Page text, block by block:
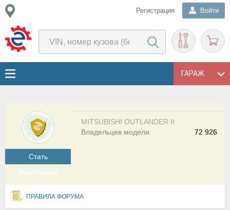
Регистрация Войти
ГАРАЖ
Cтать
участником
MITSUBISHI OUTLANDER II
72 926
Владельцев модели:
ПРАВИЛА ФОРУМА